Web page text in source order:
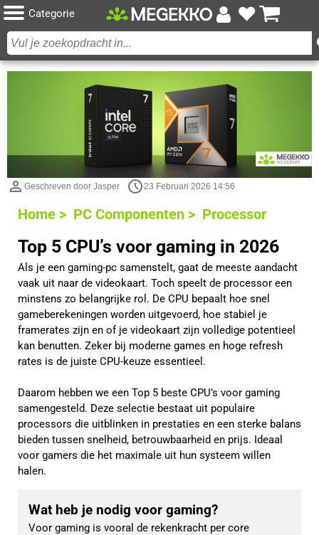
Categorie
Geschreven door Jasper 23 Februari 2026 14:56
Home > PC Componenten > Processor
Top 5 CPU’s voor gaming in 2026
Als je een gaming-pc samenstelt, gaat de meeste aandacht
vaak uit naar de videokaart. Toch speelt de processor een
minstens zo belangrijke rol. De CPU bepaalt hoe snel
gameberekeningen worden uitgevoerd, hoe stabiel je
framerates zijn en of je videokaart zijn volledige potentieel
kan benutten. Zeker bij moderne games en hoge refresh
rates is de juiste CPU-keuze essentieel.
Daarom hebben we een Top 5 beste CPU’s voor gaming
samengesteld. Deze selectie bestaat uit populaire
processors die uitblinken in prestaties en een sterke balans
bieden tussen snelheid, betrouwbaarheid en prijs. Ideaal
voor gamers die het maximale uit hun systeem willen
halen.
Wat heb je nodig voor gaming?
Voor gaming is vooral de rekenkracht per core